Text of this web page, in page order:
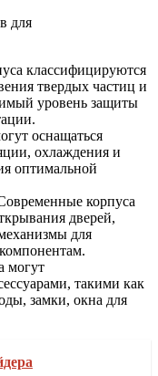
для
классифицируются
твердых частиц и
уровень защиты
оснащаться
охлаждения и
оптимальной
корпуса
дверей,
для
могут
такими как
замки, окна для